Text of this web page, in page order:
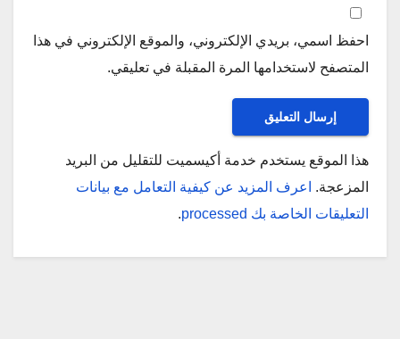
احفظ اسمي، بريدي الإلكتروني، والموقع الإلكتروني في هذا
المتصفح لاستخدامها المرة المقبلة في تعليقي.
هذا الموقع يستخدم خدمة أكيسميت للتقليل من البريد
المزعجة.
اعرف المزيد عن كيفية التعامل مع بيانات
التعليقات الخاصة بك processed
.